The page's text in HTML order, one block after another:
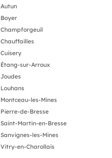
Autun
Boyer
Champforgeuil
Chauffailles
Cuisery
Étang-sur-Arroux
Joudes
Louhans
Montceau-les-Mines
Pierre-de-Bresse
Saint-Martin-en-Bresse
Sanvignes-les-Mines
Vitry-en-Charollais